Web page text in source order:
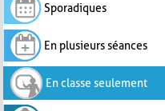
Sporadiques
En plusieurs séances
En classe seulement